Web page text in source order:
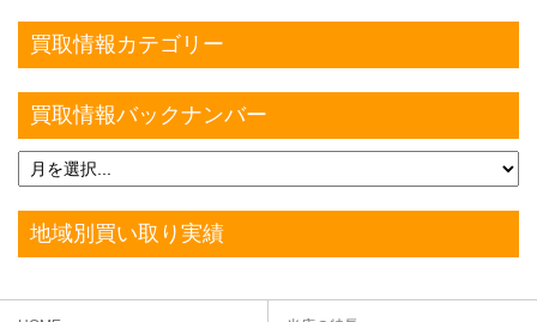
買取情報カテゴリー
買取情報バックナンバー
地域別買い取り実績